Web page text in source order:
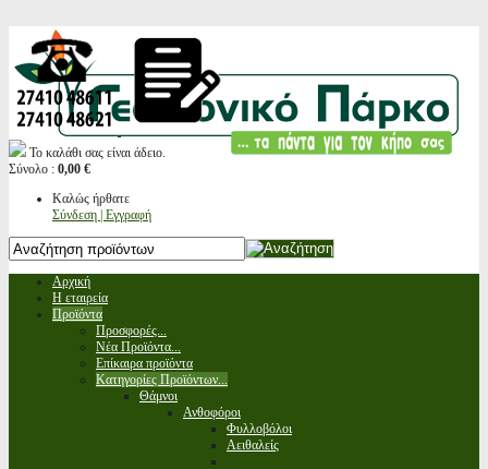
Το καλάθι σας είναι άδειο.
Σύνολο : 0,00 €
Καλώς ήρθατε
Σύνδεση | Εγγραφή
Αρχική
Η εταιρεία
Προϊόντα
Προσφορές...
Νέα Προϊόντα...
Επίκαιρα προϊόντα
Κατηγορίες Προϊόντων...
Θάμνοι
Ανθοφόροι
Φυλλοβόλοι
Αειθαλείς